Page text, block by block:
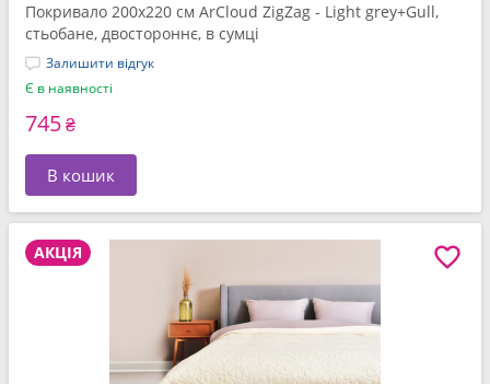
Покривало 200x220 см ArCloud ZigZag - Light grey+Gull,
стьобане, двостороннє, в сумці
Залишити відгук
Є в наявності
745₴
В кошик
АКЦІЯ